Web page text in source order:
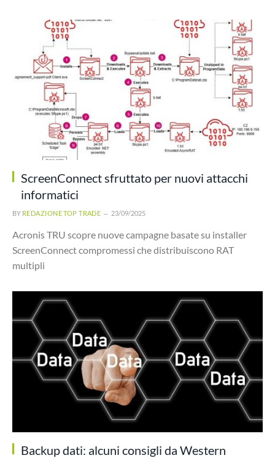
ScreenConnect sfruttato per nuovi attacchi
informatici
BY REDAZIONE TOP TRADE 23/09/2025
Acronis TRU scopre nuove campagne basate su installer
ScreenConnect compromessi che distribuiscono RAT
multipli
Backup dati: alcuni consigli da Western